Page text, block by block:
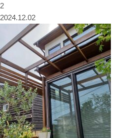
2
2024.12.02